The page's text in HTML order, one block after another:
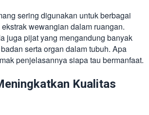
sering digunakan untuk berbagai
wewangian dalam ruangan.
juga pijat yang mengandung banyak
serta organ dalam tubuh. Apa
penjelasannya siapa tau bermanfaat.
Kualitas